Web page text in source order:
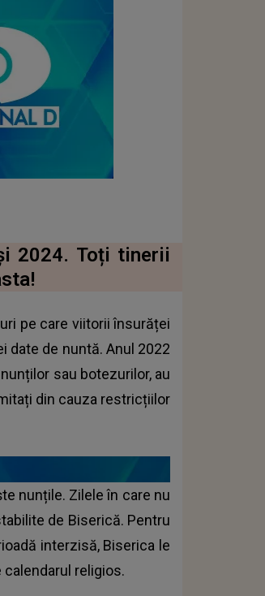
2024. Toți tinerii
pe care viitorii însurăței
date de nuntă. Anul 2022
sau botezurilor, au
din cauza restricțiilor
nunțile. Zilele în care nu
de Biserică. Pentru
interzisă, Biserica le
religios.